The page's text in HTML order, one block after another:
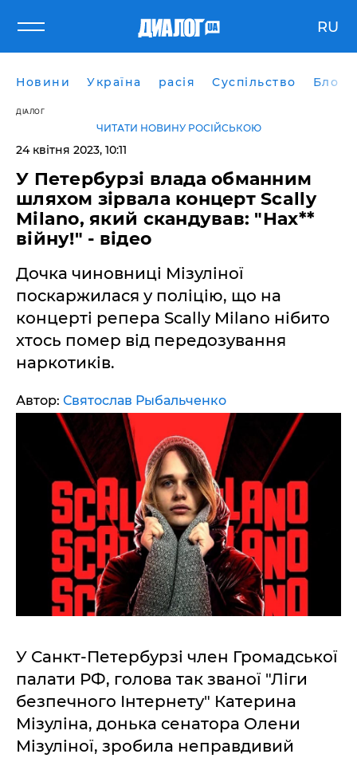
RU
Новини Україна расія Суспільство Блоги
ДІАЛОГ
ЧИТАТИ НОВИНУ РОСІЙСЬКОЮ
24 квітня 2023, 10:11
У Петербурзі влада обманним
шляхом зірвала концерт Scally
Milano, який скандував: "Нах**
війну!" - відео
Дочка чиновниці Мізуліної
поскаржилася у поліцію, що на
концерті репера Scally Milano нібито
хтось помер від передозування
наркотиків.
Автор: Святослав Рыбальченко
У Санкт-Петербурзі член Громадської
палати РФ, голова так званої "Ліги
безпечного Інтернету" Катерина
Мізуліна, донька сенатора Олени
Мізуліної, зробила неправдивий